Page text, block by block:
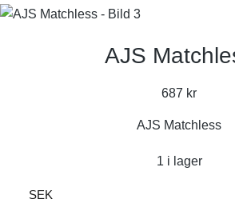
AJS
687 kr
AJS Matchless
1 i lager
SEK